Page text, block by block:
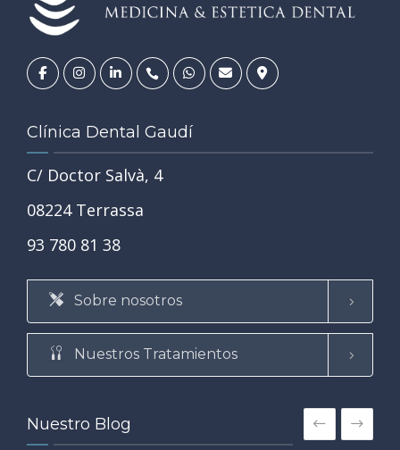
Clínica Dental Gaudí
C/ Doctor Salvà, 4
08224 Terrassa
93 780 81 38
Sobre nosotros
Nuestros Tratamientos
Nuestro Blog